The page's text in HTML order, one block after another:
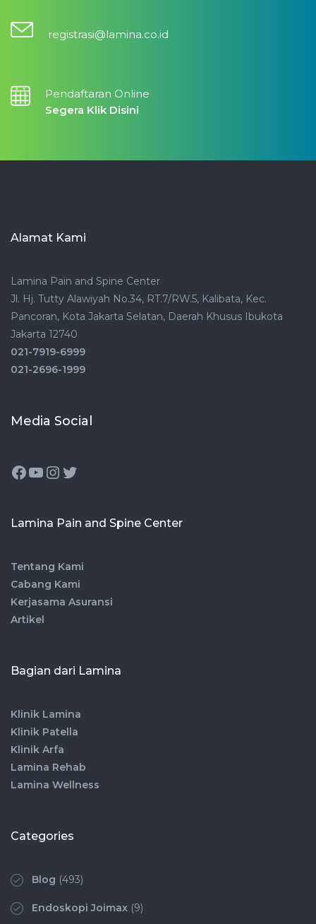
registrasi@lamina.co.id
Pendaftaran Online
Segera Klik Disini
Alamat Kami
Lamina Pain and Spine Center
Jl. Hj. Tutty Alawiyah No.34, RT.7/RW.5, Kalibata, Kec.
Pancoran, Kota Jakarta Selatan, Daerah Khusus Ibukota
Jakarta 12740
021-7919-6999
021-2696-1999
Media Social
Lamina Pain and Spine Center
Tentang Kami
Cabang Kami
Kerjasama Asuransi
Artikel
Bagian dari Lamina
Klinik Lamina
Klinik Patella
Klinik Arfa
Lamina Rehab
Lamina Wellness
Categories
Blog (493)
Endoskopi Joimax (9)